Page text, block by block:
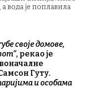
а вода је поплавила
своје домове,
, рекао је
Гуту.
и особама